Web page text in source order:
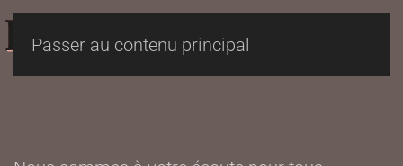
Passer au contenu principal